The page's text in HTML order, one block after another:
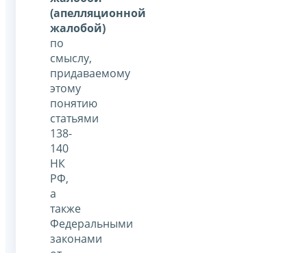
(апелляционной
жалобой)
по
смыслу,
придаваемому
этому
понятию
статьями
138-
140
НК
РФ,
а
также
Федеральными
законами